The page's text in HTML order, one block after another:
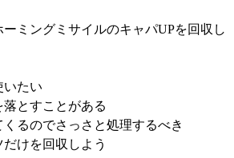
ミングミサイルのキャパUPを回収し
いたい
とすことがある
るのでさっさと処理するべき
けを回収しよう